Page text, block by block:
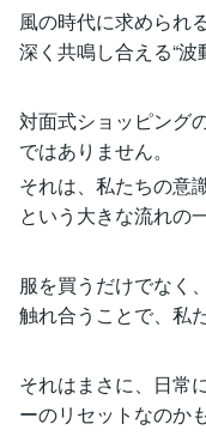
風の時代に求められ
深く共鳴し合える“波
対面式ショッピング
ではありません。
それは、私たちの意
という大きな流れの
服を買うだけでなく
触れ合うことで、私
それはまさに、日常
ーのリセットなのか